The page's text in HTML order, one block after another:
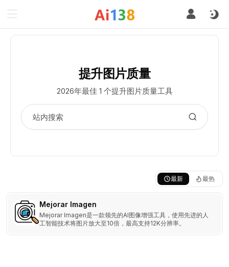
提升图片质量
2026年最佳 1 个提升图片质量工具
最新 最热
Mejorar Imagen
Mejorar Imagen是一款领先的AI图像增强工具，使用先进的人
工智能技术将图片放大至10倍，最高支持12K分辨率。